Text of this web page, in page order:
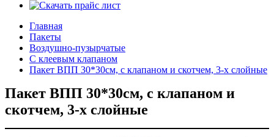
Главная
Пакеты
Воздушно-пузырчатые
С клеевым клапаном
Пакет ВПП 30*30см, с клапаном и скотчем, 3-х слойные
Пакет ВПП 30*30см, с клапаном и
скотчем, 3-х слойные